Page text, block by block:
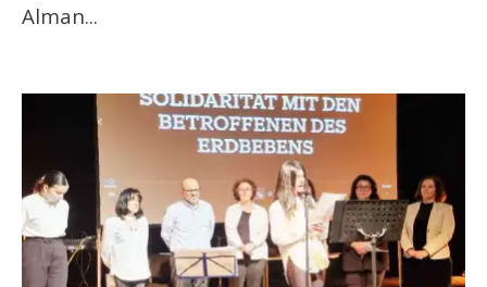
Alman...